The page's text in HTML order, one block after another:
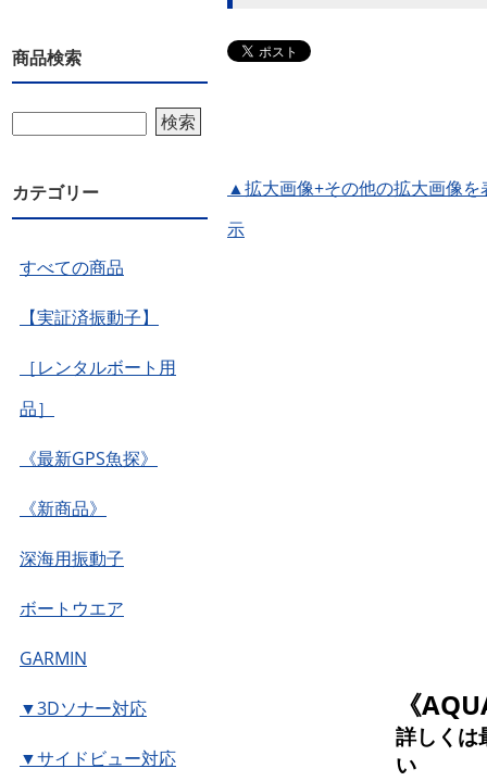
商品検索
検索
カテゴリー
すべての商品
【実証済振動子】
［レンタルボート用
品］
《最新GPS魚探》
《新商品》
深海用振動子
ボートウエア
GARMIN
▼3Dソナー対応
▼サイドビュー対応
▲拡大画像+その他の拡大画像を
示
《
詳しくは
い